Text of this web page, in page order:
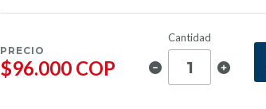
PRECIO
$96.000 COP
Cantidad